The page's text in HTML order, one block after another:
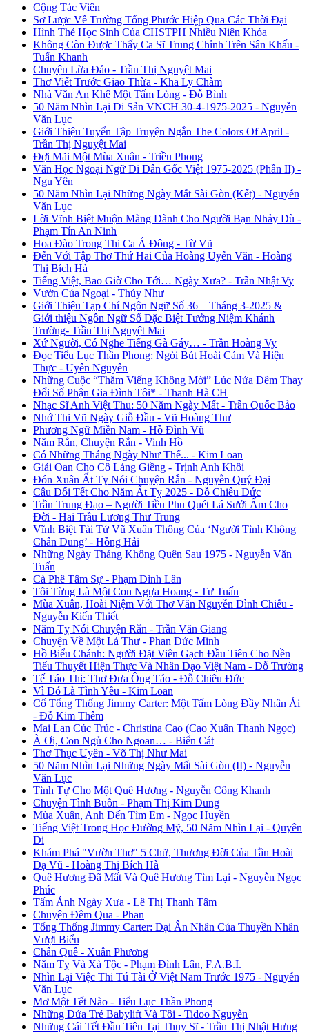
Cộng Tác Viên
Sơ Lược Về Trường Tống Phước Hiệp Qua Các Thời Đại
Hình Thẻ Học Sinh Của CHSTPH Nhiều Niên Khóa
Không Còn Được Thấy Ca Sĩ Trung Chỉnh Trên Sân Khấu -
Tuấn Khanh
Chuyện Lừa Đảo - Trần Thị Nguyệt Mai
Thơ Viết Trước Giao Thừa - Kha Ly Chàm
Nhà Văn An Khê Một Tấm Lòng - Đỗ Bình
50 Năm Nhìn Lại Di Sản VNCH 30-4-1975-2025 - Nguyễn
Văn Lục
Giới Thiệu Tuyển Tập Truyện Ngắn The Colors Of April -
Trần Thị Nguyệt Mai
Đợi Mãi Một Mùa Xuân - Triều Phong
Văn Học Ngoại Ngữ Di Dân Gốc Việt 1975-2025 (Phần II) -
Ngu Yên
50 Năm Nhìn Lại Những Ngày Mất Sài Gòn (Kết) - Nguyễn
Văn Lục
Lời Vĩnh Biệt Muộn Màng Dành Cho Người Bạn Nhảy Dù -
Phạm Tín An Ninh
Hoa Đào Trong Thi Ca Á Đông - Từ Vũ
Đến Với Tập Thơ Thứ Hai Của Hoàng Uyển Văn - Hoàng
Thị Bích Hà
Tiếng Việt, Bao Giờ Cho Tới… Ngày Xưa? - Trần Nhật Vy
Vườn Của Ngoại - Thủy Như
Giới Thiệu Tạp Chí Ngôn Ngữ Số 36 – Tháng 3-2025 &
Giới thiệu Ngôn Ngữ Số Đặc Biệt Tưởng Niệm Khánh
Trường- Trần Thị Nguyệt Mai
Xứ Người, Có Nghe Tiếng Gà Gáy… - Trần Hoàng Vy
Đọc Tiểu Lục Thần Phong: Ngòi Bút Hoài Cảm Và Hiện
Thực - Uyên Nguyên
Những Cuộc “Thăm Viếng Không Mời” Lúc Nửa Đêm Thay
Đổi Số Phận Gia Đình Tôi* - Thanh Hà CH
Nhạc Sĩ Anh Việt Thu: 50 Năm Ngày Mất - Trần Quốc Bảo
Nhớ Thi Vũ Ngày Giỗ Đầu - Vũ Hoàng Thư
Phương Ngữ Miền Nam - Hồ Đình Vũ
Năm Rắn, Chuyện Rắn - Vinh Hồ
Có Những Tháng Ngày Như Thế... - Kim Loan
Giải Oan Cho Cô Láng Giềng - Trịnh Anh Khôi
Đón Xuân Ất Tỵ Nói Chuyện Rắn - Nguyễn Quý Đại
Câu Đối Tết Cho Năm Ất Tỵ 2025 - Đỗ Chiêu Đức
Trần Trung Đạo – Người Tiều Phu Quét Lá Sưởi Ấm Cho
Đời - Hai Trầu Lương Thư Trung
Vĩnh Biệt Tài Tử Vũ Xuân Thông Của ‘Người Tình Không
Chân Dung’ - Hồng Hải
Những Ngày Tháng Không Quên Sau 1975 - Nguyễn Văn
Tuấn
Cà Phê Tâm Sự - Phạm Đình Lân
Tôi Từng Là Một Con Ngựa Hoang - Tư Tuấn
Mùa Xuân, Hoài Niệm Với Thơ Văn Nguyễn Đình Chiểu -
Nguyễn Kiến Thiết
Năm Tỵ Nói Chuyện Rắn - Trần Văn Giang
Chuyện Về Một Lá Thư - Phan Đức Minh
Hồ Biểu Chánh: Người Đặt Viên Gạch Đầu Tiên Cho Nền
Tiểu Thuyết Hiện Thực Và Nhân Đạo Việt Nam - Đỗ Trường
Tế Táo Thi: Thơ Đưa Ông Táo - Đỗ Chiêu Đức
Vì Đó Là Tình Yêu - Kim Loan
Cố Tổng Thống Jimmy Carter: Một Tấm Lòng Đầy Nhân Ái
- Đỗ Kim Thêm
Mai Lan Cúc Trúc - Christina Cao (Cao Xuân Thanh Ngọc)
À Ơi, Con Ngủ Cho Ngoan… - Biển Cát
Thơ Thục Uyên - Võ Thị Như Mai
50 Năm Nhìn Lại Những Ngày Mất Sài Gòn (II) - Nguyễn
Văn Lục
Tình Tự Cho Một Quê Hương - Nguyễn Công Khanh
Chuyện Tình Buồn - Phạm Thị Kim Dung
Mùa Xuân, Anh Đến Tìm Em - Ngọc Huyền
Tiếng Việt Trong Học Đường Mỹ, 50 Năm Nhìn Lại - Quyên
Di
Khám Phá "Vườn Thơ" 5 Chữ, Thương Đời Của Tần Hoài
Dạ Vũ - Hoàng Thị Bích Hà
Quê Hương Đã Mất Và Quê Hương Tìm Lại - Nguyễn Ngọc
Phúc
Tấm Ảnh Ngày Xưa - Lê Thị Thanh Tâm
Chuyện Đêm Qua - Phan
Tổng Thống Jimmy Carter: Đại Ân Nhân Của Thuyền Nhân
Vượt Biển
Chân Quê - Xuân Phương
Năm Tỵ Và Xà Tộc - Phạm Đình Lân, F.A.B.I.
Nhìn Lại Việc Thi Tú Tài Ở Việt Nam Trước 1975 - Nguyễn
Văn Lục
Mơ Một Tết Nào - Tiểu Lục Thần Phong
Những Đứa Trẻ Babylift Và Tôi - Tidoo Nguyễn
Những Cái Tết Đầu Tiên Tại Thụy Sĩ - Trần Thị Nhật Hưng